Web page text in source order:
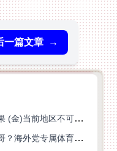
一篇文章 →
在海外看世界杯直播英格兰 vs 刚果 (金)当前地区不可播放？这篇指南帮你突破所有限制
在国外如何看世界杯巴西 vs 摩洛哥？海外党专属体育观赛指南来了